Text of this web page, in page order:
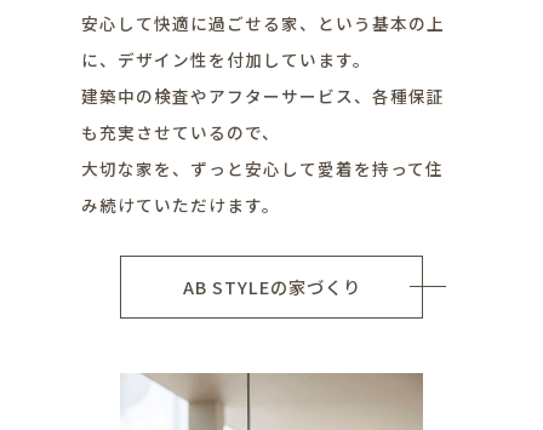
安心して快適に過ごせる家、という基本の上
に、デザイン性を付加しています。
建築中の検査やアフターサービス、各種保証
も充実させているので、
大切な家を、ずっと安心して愛着を持って住
み続けていただけます。
AB STYLEの家づくり